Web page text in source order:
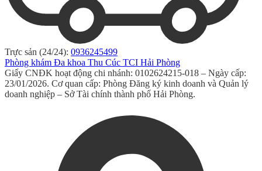
Trực sản (24/24): 0936245499
Phòng khám Đa khoa Thu Cúc TCI Hải Phòng
Giấy CNĐK hoạt động chi nhánh: 0102624215-018 – Ngày cấp:
23/01/2026. Cơ quan cấp: Phòng Đăng ký kinh doanh và Quản lý
doanh nghiệp – Sở Tài chính thành phố Hải Phòng.